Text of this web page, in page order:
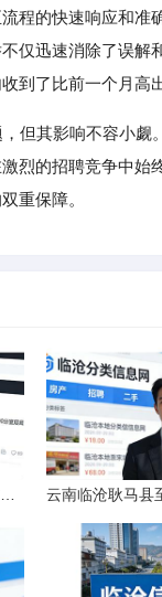
程的快速响应和准
仅迅速消除了误解
到了比前一个月高
但其影响不容小
烈的招聘竞争中始
重保障。